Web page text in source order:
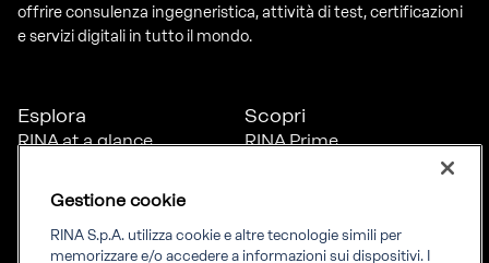
offrire consulenza ingegneristica, attività di test, certificazioni
e servizi digitali in tutto il mondo.
Esplora
RINA at a glance
inclusione
News
Progetti
Scopri
RINA Prime
Gestione cookie
RINA S.p.A. utilizza cookie e altre tecnologie simili per
memorizzare e/o accedere a informazioni sui dispositivi. I